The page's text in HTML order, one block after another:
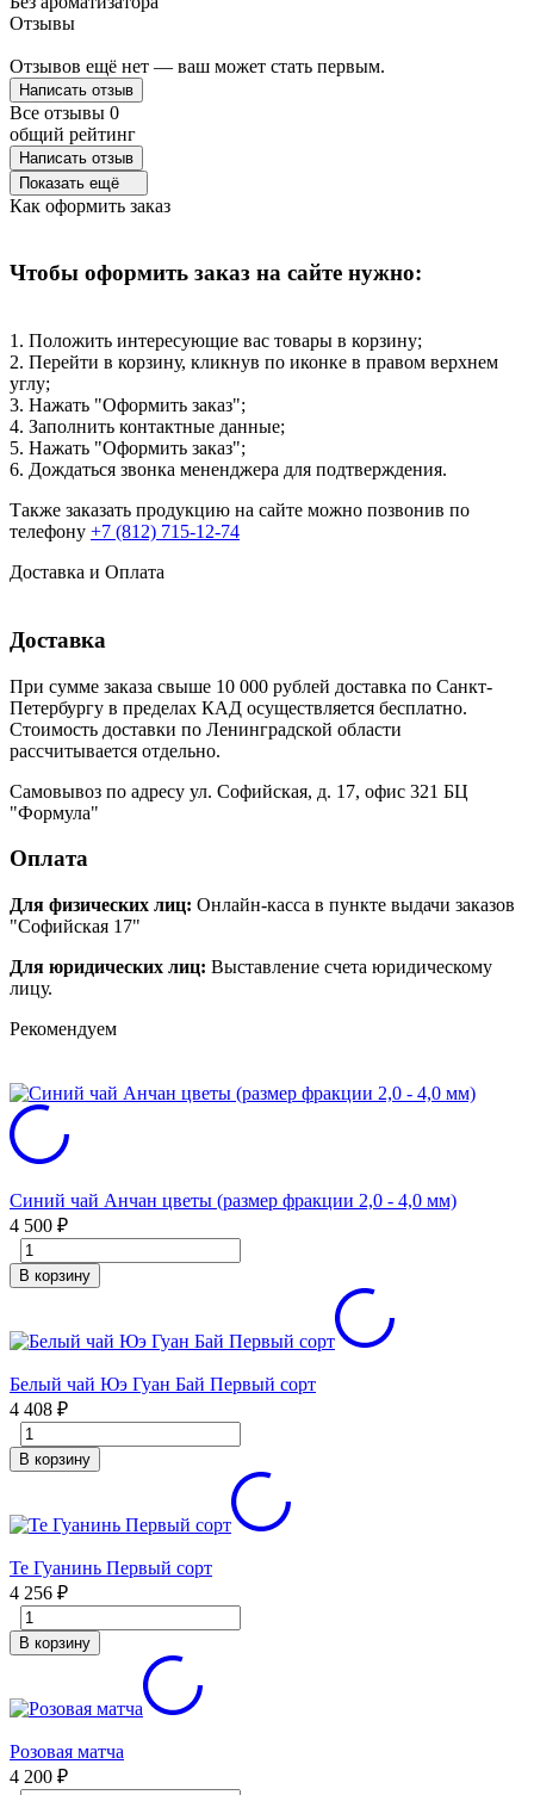
Отзывы
Отзывов ещё нет — ваш может стать первым.
Написать отзыв
Все отзывы 0
общий рейтинг
Написать отзыв
Показать ещё
Как оформить заказ
Чтобы оформить заказ на сайте нужно:
1. Положить интересующие вас товары в корзину;
2. Перейти в корзину, кликнув по иконке в правом верхнем
углу;
3. Нажать "Оформить заказ";
4. Заполнить контактные данные;
5. Нажать "Оформить заказ";
6. Дождаться звонка мененджера для подтверждения.
Также заказать продукцию на сайте можно позвонив по
телефону +7 (812) 715-12-74
Доставка и Оплата
Доставка
При сумме заказа свыше 10 000 рублей доставка по Санкт-
Петербургу в пределах КАД осуществляется бесплатно.
Стоимость доставки по Ленинградской области
рассчитывается отдельно.
Самовывоз по адресу ул. Софийская, д. 17, офис 321 БЦ
"Формула"
Оплата
Для физических лиц: Онлайн-касса в пункте выдачи заказов
"Софийская 17"
Для юридических лиц: Выставление счета юридическому
лицу.
Рекомендуем
Синий чай Анчан цветы (размер фракции 2,0 - 4,0 мм)
4 500 ₽
В корзину
Белый чай Юэ Гуан Бай Первый сорт
4 408 ₽
В корзину
Те Гуанинь Первый сорт
4 256 ₽
В корзину
Розовая матча
4 200 ₽